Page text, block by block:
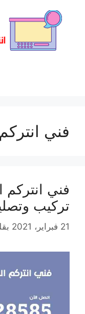
فني
تركيب
21 فبراير، 2021